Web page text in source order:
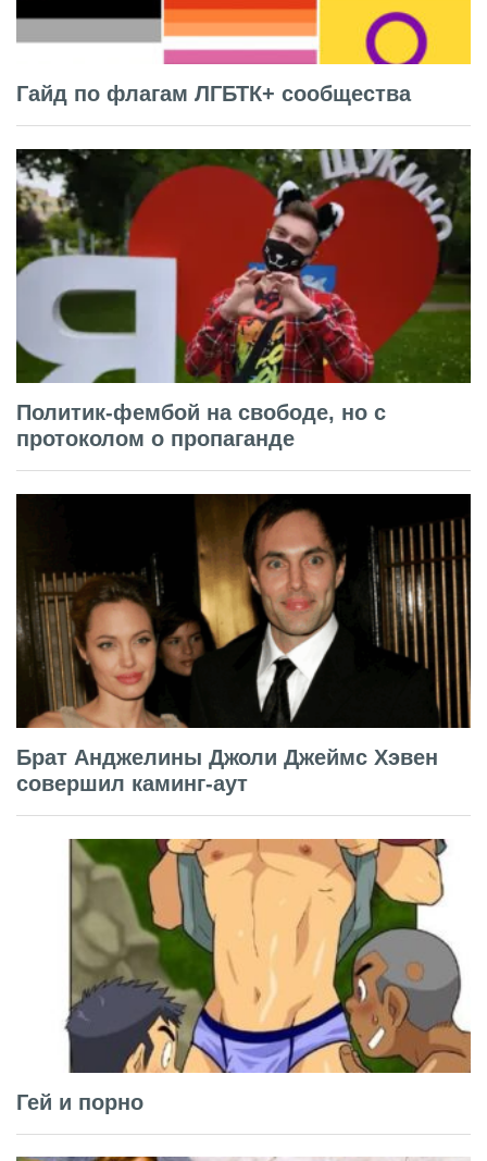
Гайд по флагам ЛГБТК+ сообщества
Политик-фембой на свободе, но с
протоколом о пропаганде
Брат Анджелины Джоли Джеймс Хэвен
совершил каминг-аут
Гей и порно